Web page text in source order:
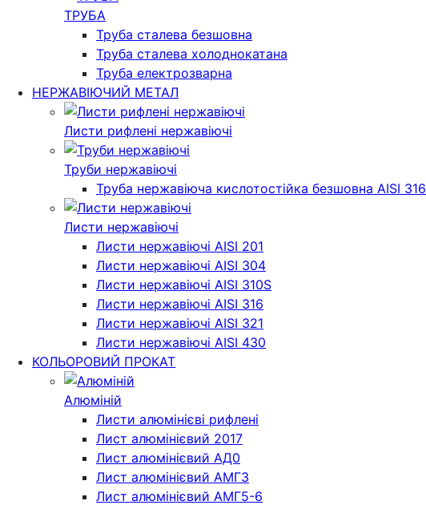
ТРУБА
Труба сталева безшовна
Труба сталева холоднокатана
Труба електрозварна
НЕРЖАВІЮЧИЙ МЕТАЛ
Листи рифлені нержавіючі
Труби нержавіючі
Труба нержавіюча кислотостійка безшовна AISI 316
Листи нержавіючі
Листи нержавіючі AISI 201
Листи нержавіючі AISI 304
Листи нержавіючі AISI 310S
Листи нержавіючі AISI 316
Листи нержавіючі AISI 321
Листи нержавіючі AISI 430
КОЛЬОРОВИЙ ПРОКАТ
Алюміній
Листи алюмінієві рифлені
Лист алюмінієвий 2017
Лист алюмінієвий АД0
Лист алюмінієвий АМГ3
Лист алюмінієвий АМГ5-6